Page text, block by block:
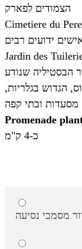
הצמודים לפארק
Cimetiere du
ידועים רבים
הבסטיליה שנודע
הגדוש בגלריות,
מסעדות ובתי קפה
Promenade
כ-4 ק"מ
מסמכי נסיעה